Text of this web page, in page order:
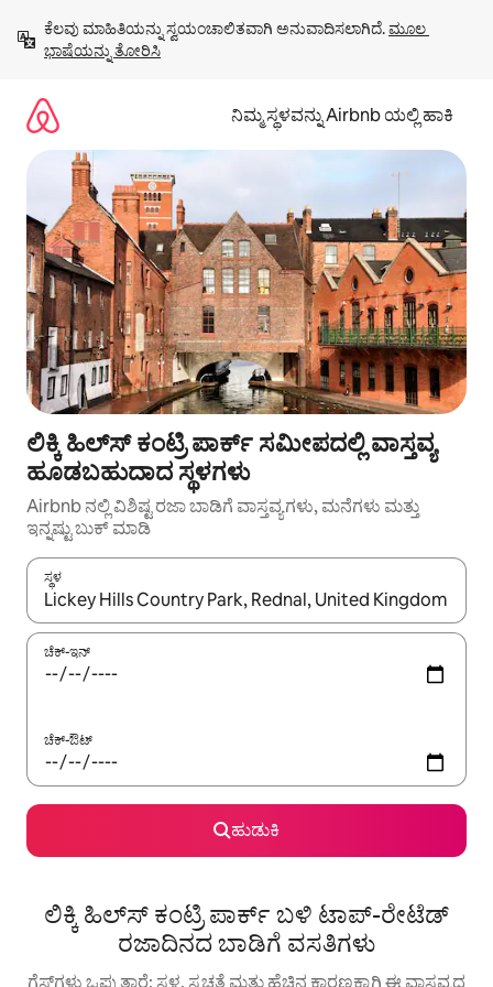
ಹೋಗಿ
ಕೆಲವು ಮಾಹಿತಿಯನ್ನು ಸ್ವಯಂಚಾಲಿತವಾಗಿ ಅನುವಾದಿಸಲಾಗಿದೆ. ಮೂಲ
ಭಾಷೆಯನ್ನು ತೋರಿಸಿ
ನಿಮ್ಮ ಸ್ಥಳವನ್ನು Airbnb ಯಲ್ಲಿ ಹಾಕಿ
ಲಿಕ್ಕಿ ಹಿಲ್‌ಸ್ ಕಂಟ್ರಿ ಪಾರ್ಕ್ ಸಮೀಪದಲ್ಲಿ ವಾಸ್ತವ್ಯ
ಹೂಡಬಹುದಾದ ಸ್ಥಳಗಳು
Airbnb ನಲ್ಲಿ ವಿಶಿಷ್ಟ ರಜಾ ಬಾಡಿಗೆ ವಾಸ್ತವ್ಯಗಳು, ಮನೆಗಳು ಮತ್ತು
ಇನ್ನಷ್ಟು ಬುಕ್ ಮಾಡಿ
ಸ್ಥಳ
ಫಲಿತಾಂಶಗಳು ಲಭ್ಯವಿರುವಾಗ, ಅಪ್ ಮತ್ತು ಡೌನ್ ಬಾಣದ ಕೀಲಿಗಳೊಂದಿಗೆ
ಚೆಕ್-ಇನ್
ಚೆಕ್-ಔಟ್
ಹುಡುಕಿ
ಲಿಕ್ಕಿ ಹಿಲ್‌ಸ್ ಕಂಟ್ರಿ ಪಾರ್ಕ್ ಬಳಿ ಟಾಪ್-ರೇಟೆಡ್
ರಜಾದಿನದ ಬಾಡಿಗೆ ವಸತಿಗಳು
ಗೆಸ್ಟ್‌ಗಳು ಒಪ್ಪುತ್ತಾರೆ: ಸ್ಥಳ, ಸ್ವಚ್ಛತೆ ಮತ್ತು ಹೆಚ್ಚಿನ ಕಾರಣಕ್ಕಾಗಿ ಈ ವಾಸ್ತವ್ಯದ